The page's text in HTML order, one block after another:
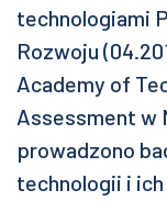
technologiami
Rozwoju
Academy of
Assessment w
prowadzono
technologii i